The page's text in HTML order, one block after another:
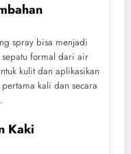
spray bisa menjadi
formal dari air
kulit dan aplikasikan
kali dan secara
Kaki